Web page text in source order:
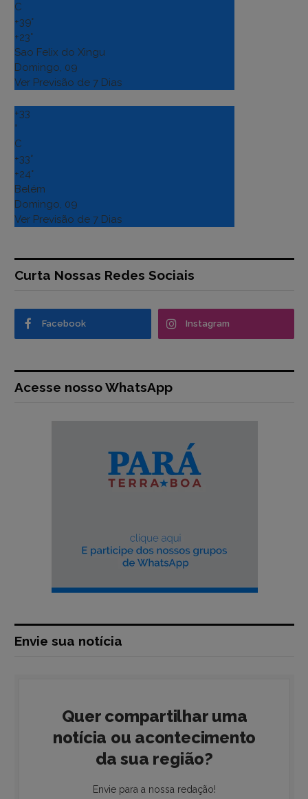
C
+39°
+23°
Sao Felix do Xingu
Domingo, 09
Ver Previsão de 7 Dias
+33
°
C
+33°
+24°
Belém
Domingo, 09
Ver Previsão de 7 Dias
Curta Nossas Redes Sociais
Facebook Instagram
Acesse nosso WhatsApp
Envie sua notícia
Quer compartilhar uma
notícia ou acontecimento
da sua região?
Envie para a nossa redação!